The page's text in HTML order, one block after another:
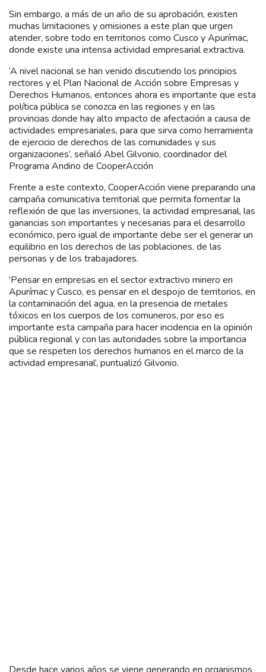
Sin embargo, a más de un año de su aprobación, existen
muchas limitaciones y omisiones a este plan que urgen
atender, sobre todo en territorios como Cusco y Apurímac,
donde existe una intensa actividad empresarial extractiva.
‘A nivel nacional se han venido discutiendo los principios
rectores y el Plan Nacional de Acción sobre Empresas y
Derechos Humanos, entonces ahora es importante que esta
política pública se conozca en las regiones y en las
provincias donde hay alto impacto de afectación a causa de
actividades empresariales, para que sirva como herramienta
de ejercicio de derechos de las comunidades y sus
organizaciones’, señaló Abel Gilvonio, coordinador del
Programa Andino de CooperAcción
Frente a este contexto, CooperAcción viene preparando una
campaña comunicativa territorial que permita fomentar la
reflexión de que las inversiones, la actividad empresarial, las
ganancias son importantes y necesarias para el desarrollo
económico, pero igual de importante debe ser el generar un
equilibrio en los derechos de las poblaciones, de las
personas y de los trabajadores.
‘Pensar en empresas en el sector extractivo minero en
Apurímac y Cusco, es pensar en el despojo de territorios, en
la contaminación del agua, en la presencia de metales
tóxicos en los cuerpos de los comuneros, por eso es
importante esta campaña para hacer incidencia en la opinión
pública regional y con las autoridades sobre la importancia
que se respeten los derechos humanos en el marco de la
actividad empresarial’, puntualizó Gilvonio.